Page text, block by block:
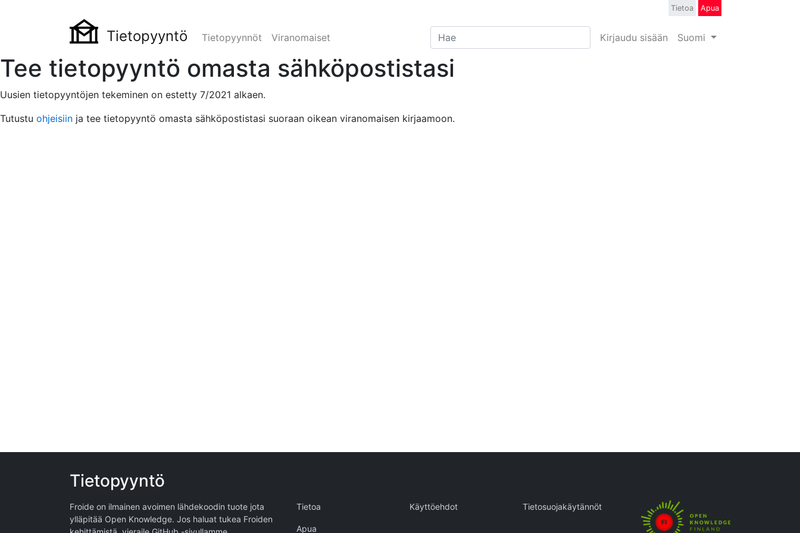
Tietopyyntö Tietopyynnöt Viranomaiset Kirjaudu sisään Suomi
Tietoa Apua
Tee tietopyyntö omasta sähköpostistasi
Uusien tietopyyntöjen tekeminen on estetty 7/2021 alkaen.
Tutustu ohjeisiin ja tee tietopyyntö omasta sähköpostistasi suoraan oikean viranomaisen kirjaamoon.
Tietopyyntö
Froide on ilmainen avoimen lähdekoodin tuote jota
ylläpitää Open Knowledge. Jos haluat tukea Froiden
Tietoa Käyttöehdot Tietosuojakäytännöt
Apua